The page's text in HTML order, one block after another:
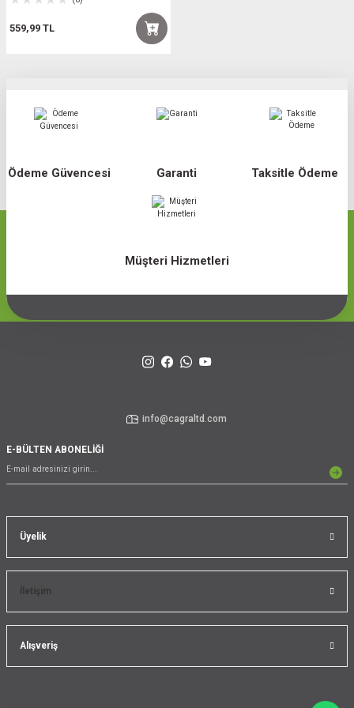
559,99 TL
Ödeme Güvencesi Garanti Taksitle Ödeme
Müşteri Hizmetleri
Üyelik
İletişim
Alışveriş
info@cagraltd.com
E-BÜLTEN ABONELİĞİ